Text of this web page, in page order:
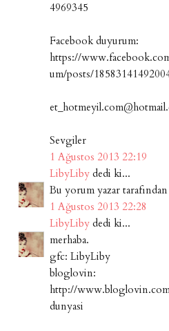
4969345
Facebook duyurum:
https://
um/posts/
Sevgiler
1 Ağustos 2013 22:19
LibyLibydedi ki...
Bu yorum yazar
1 Ağustos 2013 22:28
LibyLibydedi ki...
merhaba.
gfc: LibyLiby
bloglovin:
http://
dunyasi